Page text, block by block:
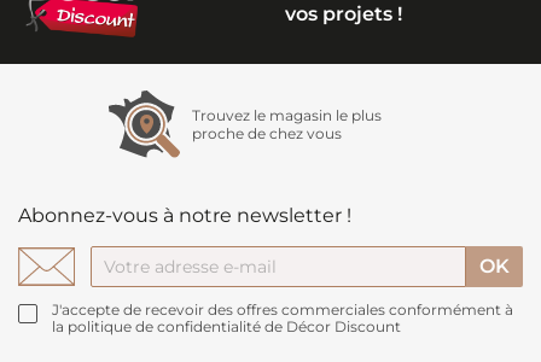
vos projets !
Trouvez le magasin le plus
proche de chez vous
Abonnez-vous à notre newsletter !
J'accepte de recevoir des offres commerciales conformément à
la politique de confidentialité de Décor Discount